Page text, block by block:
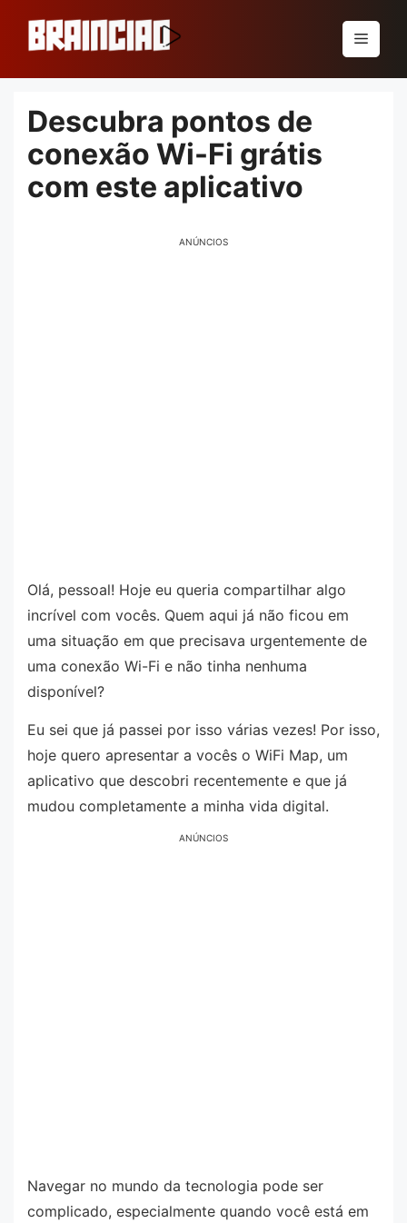
conteúdo
Menu
Descubra pontos de
conexão Wi-Fi grátis
com este aplicativo
ANÚNCIOS
Olá, pessoal! Hoje eu queria compartilhar algo
incrível com vocês. Quem aqui já não ficou em
uma situação em que precisava urgentemente de
uma conexão Wi-Fi e não tinha nenhuma
disponível?
Eu sei que já passei por isso várias vezes! Por isso,
hoje quero apresentar a vocês o WiFi Map, um
aplicativo que descobri recentemente e que já
mudou completamente a minha vida digital.
ANÚNCIOS
Navegar no mundo da tecnologia pode ser
complicado, especialmente quando você está em